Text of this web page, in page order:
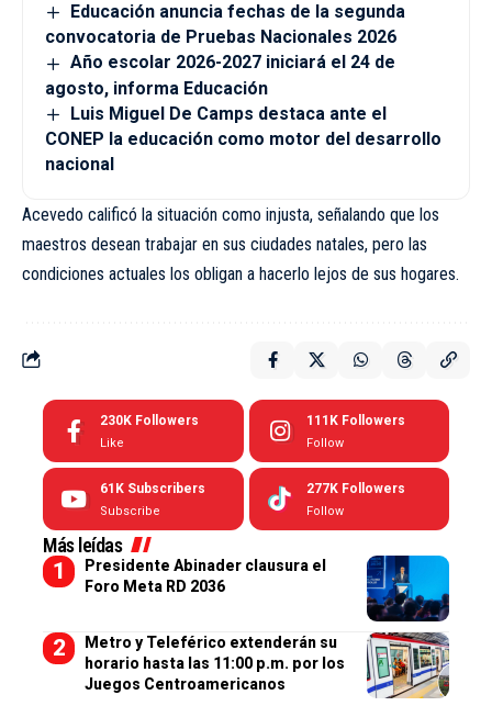
Educación anuncia fechas de la segunda
convocatoria de Pruebas Nacionales 2026
Año escolar 2026-2027 iniciará el 24 de
agosto, informa Educación
Luis Miguel De Camps destaca ante el
CONEP la educación como motor del desarrollo
nacional
Acevedo calificó la situación como injusta, señalando que los
maestros desean trabajar en sus ciudades natales, pero las
condiciones actuales los obligan a hacerlo lejos de sus hogares.
230K Followers
Like
111K Followers
Follow
61K Subscribers
Subscribe
277K Followers
Follow
Más leídas
Presidente Abinader clausura el
Foro Meta RD 2036
Metro y Teleférico extenderán su
horario hasta las 11:00 p.m. por los
Juegos Centroamericanos